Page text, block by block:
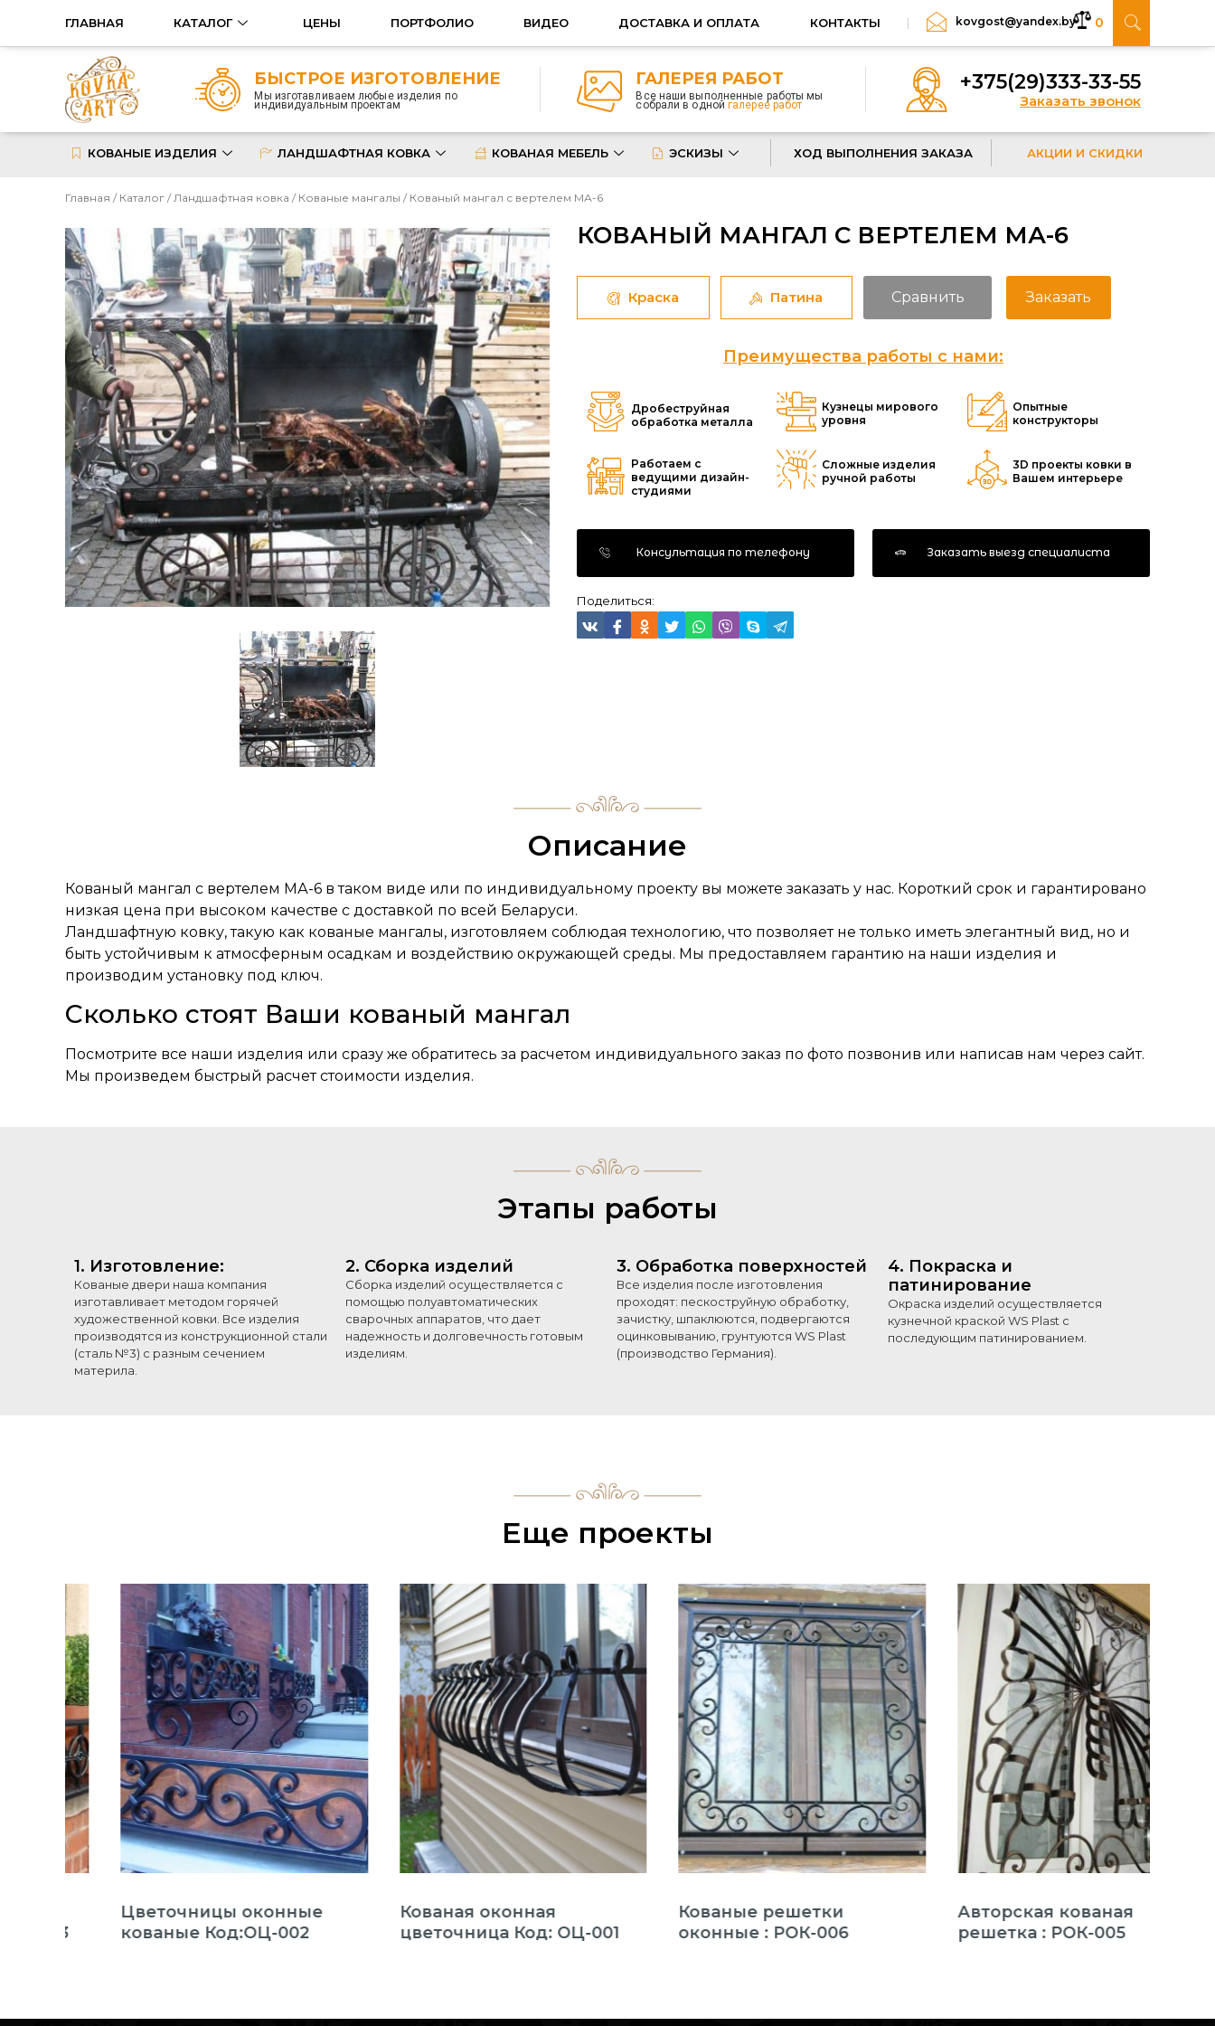
ГЛАВНАЯ КАТАЛОГ ЦЕНЫ ПОРТФОЛИО ВИДЕО ДОСТАВКА И ОПЛАТА КОНТАКТЫ kovgost@yandex.by 0
БЫСТРОЕ ИЗГОТОВЛЕНИЕ
Мы изготавливаем любые изделия по
индивидуальным проектам
ГАЛЕРЕЯ РАБОТ
Все наши выполненные работы мы
собрали в однойгалерее работ
+375(29)333-33-55
Заказать звонок
КОВАНЫЕ ИЗДЕЛИЯ ЛАНДШАФТНАЯ КОВКА КОВАНАЯ МЕБЕЛЬ ЭСКИЗЫ ХОД ВЫПОЛНЕНИЯ ЗАКАЗА АКЦИИ И СКИДКИ
Главная / Каталог / Ландшафтная ковка / Кованые мангалы / Кованый мангал с вертелем МА-6
КОВАНЫЙ МАНГАЛ С ВЕРТЕЛЕМ МА-6
Краска Патина Сравнить Заказать
Преимущества работы с нами:
Дробеструйная
обработка металла
Кузнецы мирового
уровня
Опытные
конструкторы
Работаем с
ведущими дизайн-
студиями
Сложные изделия
ручной работы
3D проекты ковки в
Вашем интерьере
Консультация по телефону Заказать выезд специалиста
Поделиться:
Описание
Кованый мангал с вертелем МА-6 в таком виде или по индивидуальному проекту вы можете заказать у нас. Короткий срок и гарантировано
низкая цена при высоком качестве с доставкой по всей Беларуси.
Ландшафтную ковку, такую как кованые мангалы, изготовляем соблюдая технологию, что позволяет не только иметь элегантный вид, но и
быть устойчивым к атмосферным осадкам и воздействию окружающей среды. Мы предоставляем гарантию на наши изделия и
производим установку под ключ.
Сколько стоят Ваши кованый мангал
Посмотрите все наши изделия или сразу же обратитесь за расчетом индивидуального заказ по фото позвонив или написав нам через сайт.
Мы произведем быстрый расчет стоимости изделия.
Этапы работы
1. Изготовление:
Кованые двери наша компания
изготавливает методом горячей
художественной ковки. Все изделия
производятся из конструкционной стали
(сталь №3) с разным сечением
материла.
2. Сборка изделий
Сборка изделий осуществляется с
помощью полуавтоматических
сварочных аппаратов, что дает
надежность и долговечность готовым
изделиям.
3. Обработка поверхностей
Все изделия после изготовления
проходят: пескоструйную обработку,
зачистку, шпаклюются, подвергаются
оцинковыванию, грунтуются WS Plast
(производство Германия).
4. Покраска и
патинирование
Окраска изделий осуществляется
кузнечной краской WS Plast с
последующим патинированием.
Еще проекты
Цветочницы оконные
кованые Код:ОЦ-002
Кованая оконная
цветочница Код: ОЦ-001
Кованые решетки
оконные : РОК-006
Авторская кованая
решетка : РОК-005